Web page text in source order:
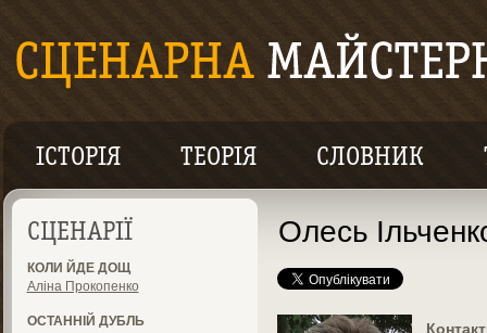
ІСТОРІЯ ТЕОРІЯ СЛОВНИК
СЦЕНАРІЇ
КОЛИ ЙДЕ ДОЩ
Аліна Прокопенко
ОСТАННІЙ ДУБЛЬ
Олесь